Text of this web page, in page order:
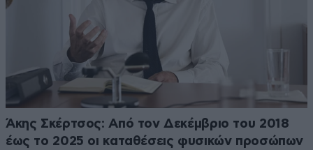
Άκης Σκέρτσος: Από τον Δεκέμβριο του 2018
έως το 2025 οι καταθέσεις φυσικών προσώπων